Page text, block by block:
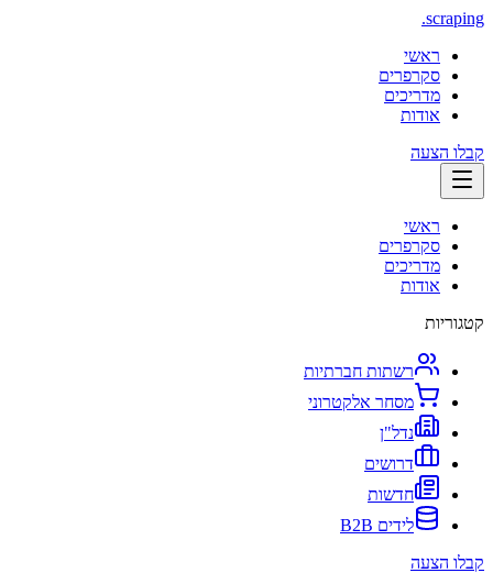
scraping
.
ראשי
סקרפרים
מדריכים
אודות
קבלו הצעה
ראשי
סקרפרים
מדריכים
אודות
קטגוריות
רשתות חברתיות
מסחר אלקטרוני
נדל"ן
דרושים
חדשות
לידים B2B
קבלו הצעה